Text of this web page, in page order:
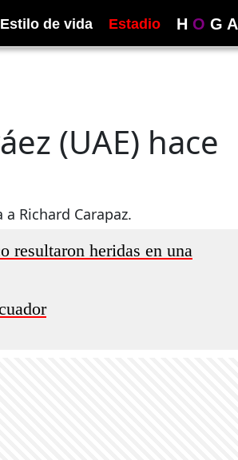
Estilo de vida Estadio H O G A
(UAE) hace
Richard Carapaz.
resultaron heridas en una